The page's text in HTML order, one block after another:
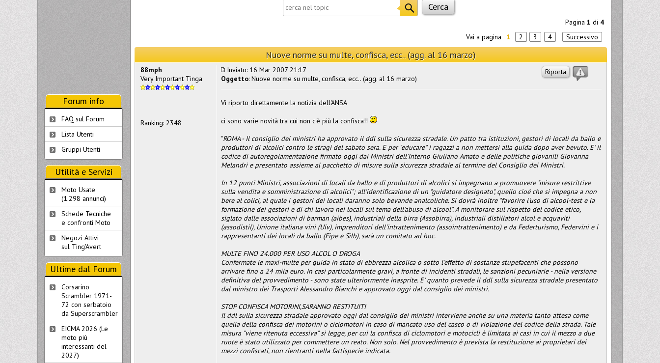
Pagina 1 di 4
Vai a pagina
1 2 3 4 Successivo
Nuove norme su multe, confisca, ecc.. (agg. al 16 marzo)
Riporta
Inviato: 16 Mar 2007 21:17
Oggetto: Nuove norme su multe, confisca, ecc.. (agg. al 16 marzo)
Vi riporto direttamente la notizia dell'ANSA
ci sono varie novità tra cui non c'è più la confisca!!
"ROMA - Il consiglio dei ministri ha approvato il ddl sulla sicurezza stradale. Un patto tra istituzioni, gestori di locali da ballo e
produttori di alcolici contro le stragi del sabato sera. E per "educare" i ragazzi a non mettersi alla guida dopo aver bevuto. E' il
codice di autoregolamentazione firmato oggi dai Ministri dell'Interno Giuliano Amato e delle politiche giovanili Giovanna
Melandri e presentato assieme al pacchetto di misure sulla sicurezza stradale al termine del Consiglio dei Ministri.
In 12 punti Ministri, associazioni di locali da ballo e di produttori di alcolici si impegnano a promuovere "misure restrittive
sulla vendita e somministrazione di alcolici"; all'identificazione di un "guidatore designato", quello cioé che si impegna a non
bere al colici, al quale i gestori dei locali daranno solo bevande analcoliche. Si dovrà inoltre "favorire l'uso di alcool-test e la
formazione dei gestori e di chi lavora nei locali sul tema dell'abuso di alcool". A monitorare sul rispetto del codice etico,
siglato dalle associazioni di barman (aibes), industriali della birra (Assobirra), industriali distillatori alcol e acquaviti
(assodistil), Unione italiana vini (Uiv), imprenditori dell'intrattenimento (assointrattenimento) e da Federturismo, Federvini e i
rappresentanti dei locali da ballo (Fipe e Silb), sarà un comitato ad hoc.
MULTE FINO 24.000 PER USO ALCOL O DROGA
Confermate le maxi-multe per guida in stato di ebbrezza alcolica o sotto l'effetto di sostanze stupefacenti che possono
arrivare fino a 24 mila euro. In casi particolarmente gravi, a fronte di incidenti stradali, le sanzioni pecuniarie - nella versione
definitiva del provvedimento - sono state ulteriormente inasprite. E' quanto prevede il ddl sulla sicurezza stradale presentato
dal ministro dei Trasporti Alessandro Bianchi e approvato oggi dal consiglio dei ministri.
STOP CONFISCA MOTORINI,SARANNO RESTITUITI
Il ddl sulla sicurezza stradale approvato oggi dal consiglio dei ministri interviene anche su una materia tanto attesa come
quella della confisca dei motorini o ciclomotori in caso di mancato uso del casco o di violazione del codice della strada. Tale
misura "viene ritenuta eccessiva" si legge, per cui la confisca di ciclomotori e motocicli è limitata ai casi in cui il mezzo a due
ruote è stato utilizzato per commettere un reato. Non solo. Nel provvedimento è prevista la restituzione ai proprietari dei
mezzi confiscati, non rientranti nella fattispecie indicata.
88mph
Very Important Tinga
Ranking: 2348
Forum info
FAQ sul Forum
Lista Utenti
Gruppi Utenti
Utilità e Servizi
Moto Usate
(1.298 annunci)
Schede Tecniche
e confronti Moto
Negozi Attivi
sul Ting'Avert
Ultime dal Forum
Corsarino
Scrambler 1971-
72 con serbatoio
da Superscrambler
EICMA 2026 (Le
moto più
interessanti del
2027)